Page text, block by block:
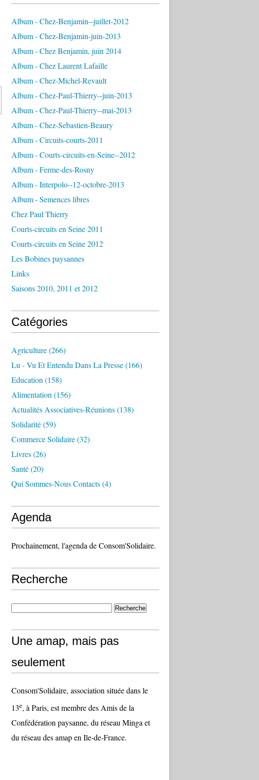
Album - Chez-Benjamin--juillet-2012
Album - Chez-Benjamin-juin-2013
Album - Chez Benjamin, juin 2014
Album - Chez Laurent Lafaille
Album - Chez-Michel-Revault
Album - Chez-Paul-Thierry--juin-2013
Album - Chez-Paul-Thierry--mai-2013
Album - Chez-Sebastien-Beaury
Album - Circuits-courts-2011
Album - Courts-circuits-en-Seine--2012
Album - Ferme-des-Rosny
Album - Interpolo--12-octobre-2013
Album - Semences libres
Chez Paul Thierry
Courts-circuits en Seine 2011
Courts-circuits en Seine 2012
Les Bobines paysannes
Links
Saisons 2010, 2011 et 2012
Catégories
Agriculture(266)
Lu - Vu Et Entendu Dans La Presse(166)
Education (158)
Alimentation (156)
Actualités Associatives-Réunions(138)
Solidarité(59)
Commerce Solidaire(32)
Livres(26)
Santé(20)
Qui Sommes-Nous Contacts(4)
Agenda
Prochainement, l'agenda de Consom'Solidaire.
Recherche
Une amap, mais pas
seulement
Consom'Solidaire, association située dans le
13e, à Paris, est membre des Amis de la
Confédération paysanne, du réseau Minga et
du réseau des amap en Ile-de-France.